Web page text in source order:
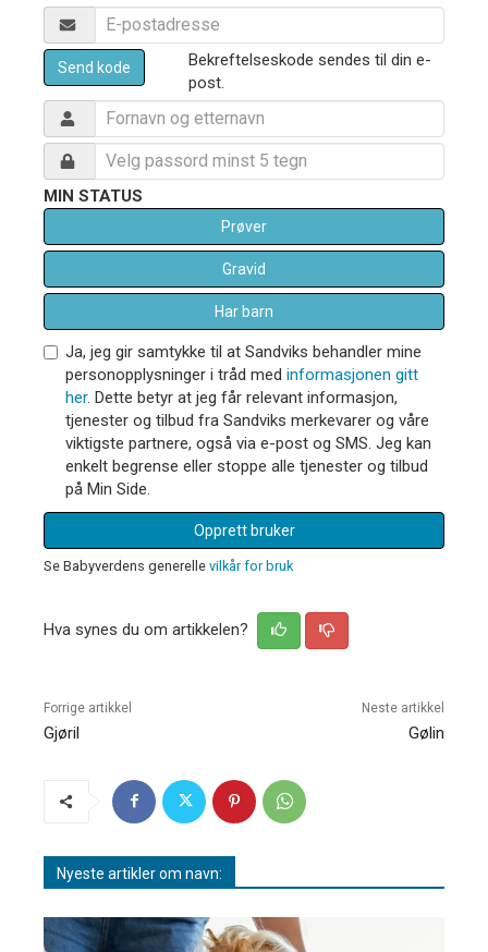
Send kode
Bekreftelseskode sendes til din e-
post.
MIN STATUS
Prøver
Gravid
Har barn
Ja, jeg gir samtykke til at Sandviks behandler mine
personopplysninger i tråd med informasjonen gitt
her. Dette betyr at jeg får relevant informasjon,
tjenester og tilbud fra Sandviks merkevarer og våre
viktigste partnere, også via e-post og SMS. Jeg kan
enkelt begrense eller stoppe alle tjenester og tilbud
på Min Side.
Opprett bruker
Se Babyverdens generelle vilkår for bruk
Hva synes du om artikkelen?
Forrige artikkel
Gjøril
Neste artikkel
Gølin
Nyeste artikler om navn: